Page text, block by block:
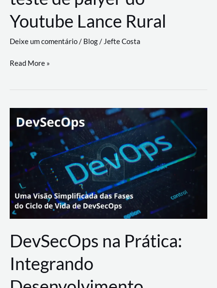
trabalho
com
a
workflows
Youtube Lance Rural
Deixe um comentário/ Blog/ Jefte Costa
teste
palyer
Lance
Rural
Read More »
DevSecOps na Prática:
Integrando